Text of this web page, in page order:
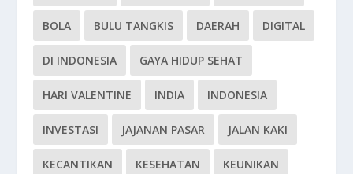
BOLA BULU TANGKIS DAERAH DIGITAL
DI INDONESIA GAYA HIDUP SEHAT
HARI VALENTINE INDIA INDONESIA
INVESTASI JAJANAN PASAR JALAN KAKI
KECANTIKAN KESEHATAN KEUNIKAN